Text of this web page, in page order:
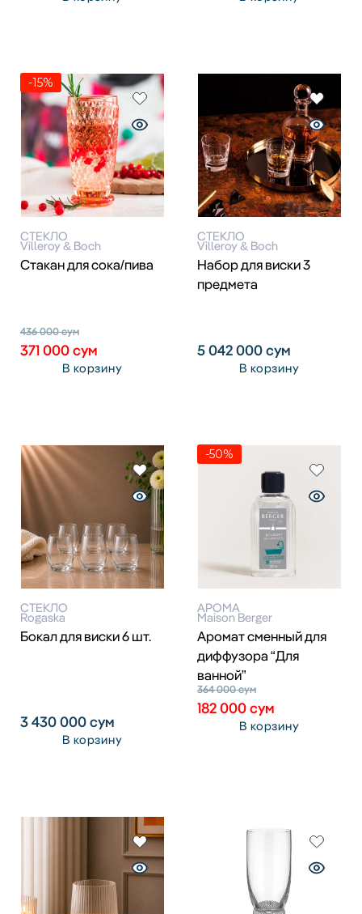
-15%
СТЕКЛО
Villeroy & Boch
Стакан для сока/пива
436 000сум
371 000сум
В корзину
СТЕКЛО
Villeroy & Boch
Набор для виски 3
предмета
5 042 000сум
В корзину
СТЕКЛО
Rogaska
Бокал для виски 6 шт.
3 430 000сум
В корзину
-50%
АРОМА
Maison Berger
Аромат сменный для
диффузора “Для
ванной”
364 000сум
182 000сум
В корзину